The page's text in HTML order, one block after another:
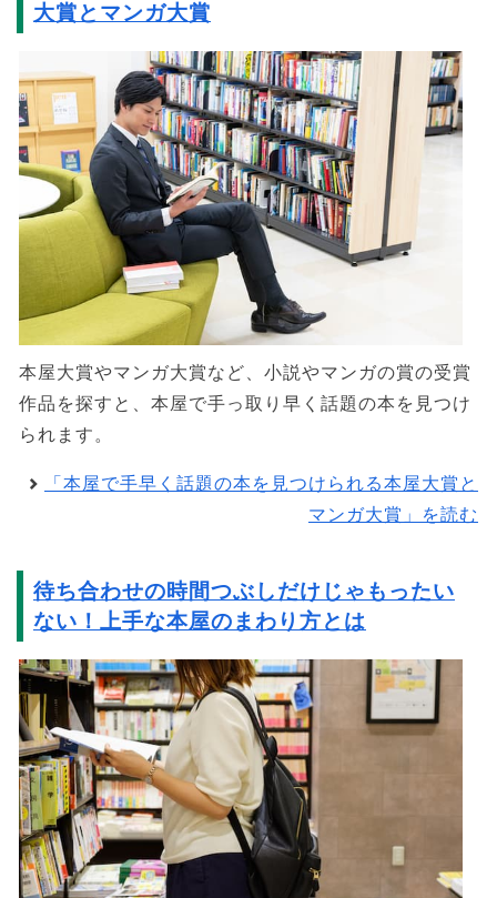
大賞とマンガ大賞
本屋大賞やマンガ大賞など、小説やマンガの賞の受賞
作品を探すと、本屋で手っ取り早く話題の本を見つけ
られます。
「本屋で手早く話題の本を見つけられる本屋大賞と
マンガ大賞」を読む
待ち合わせの時間つぶしだけじゃもったい
ない！上手な本屋のまわり方とは